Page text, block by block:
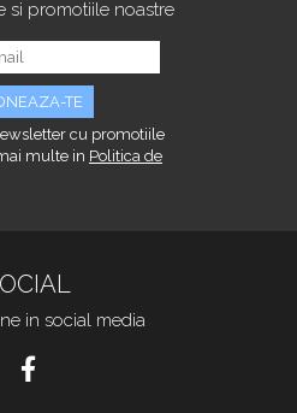
si promotiile noastre
cu promotiile
multe in Politica de
in social media